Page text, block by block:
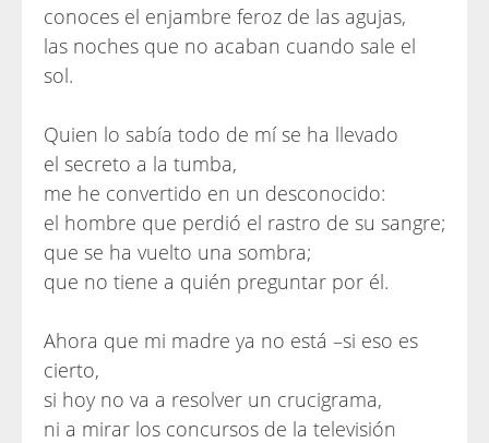
conoces el enjambre feroz de las agujas,
las noches que no acaban cuando sale el
sol.
Quien lo sabía todo de mí se ha llevado
el secreto a la tumba,
me he convertido en un desconocido:
el hombre que perdió el rastro de su sangre;
que se ha vuelto una sombra;
que no tiene a quién preguntar por él.
Ahora que mi madre ya no está –si eso es
cierto,
si hoy no va a resolver un crucigrama,
ni a mirar los concursos de la televisión